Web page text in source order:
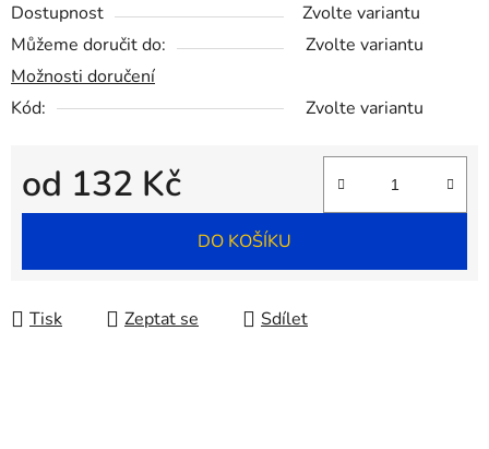
Dostupnost
Zvolte variantu
Můžeme doručit do:
Zvolte variantu
Možnosti doručení
Kód:
Zvolte variantu
od 132 Kč
Měrná cena:
DO KOŠÍKU
Tisk Zeptat se Sdílet